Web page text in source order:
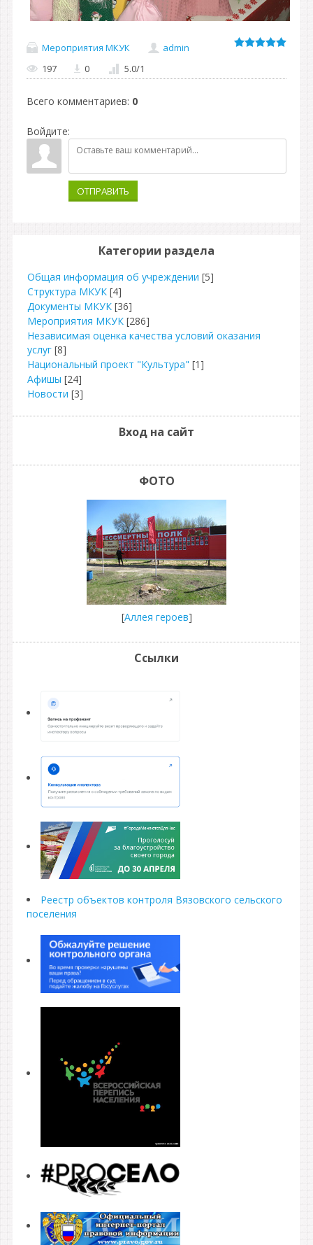
Мероприятия МКУК
admin
197
0 5.0/1
Всего комментариев: 0
Войдите:
ОТПРАВИТЬ
Категории раздела
Общая информация об учреждении [5]
Структура МКУК [4]
Документы МКУК [36]
Мероприятия МКУК [286]
Независимая оценка качества условий оказания
услуг [8]
Национальный проект "Культура" [1]
Афишы [24]
Новости [3]
Вход на сайт
ФОТО
[Аллея героев]
Ссылки
Реестр объектов контроля Вязовского сельского
поселения